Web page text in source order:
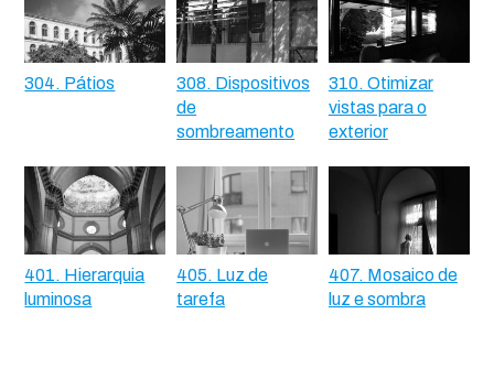
304. Pátios
308. Dispositivos
de
sombreamento
310. Otimizar
vistas para o
exterior
401. Hierarquia
luminosa
405. Luz de
tarefa
407. Mosaico de
luz e sombra